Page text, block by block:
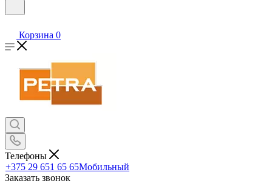
Корзина 0
Телефоны
+375 29 651 65 65Мобильный
Заказать звонок